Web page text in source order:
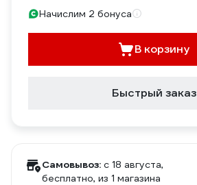
Начислим 2 бонуса
В корзину
Быстрый заказ
Самовывоз: c 18 августа,
бесплатно, из 1 магазина